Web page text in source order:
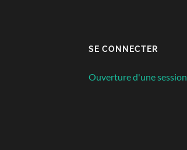
SE CONNECTER
Ouverture d'une session